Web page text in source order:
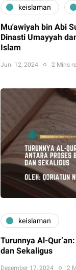
keislaman
Mu'awiyah bin Abi
Dinasti Umayyah
Islam
Juni 12, 2024 2 Mins
keislaman
Turunnya Al-
dan Sekaligus
Desember 17, 2024 2